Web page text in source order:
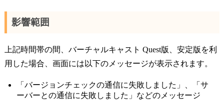
影響範囲
上記時間帯の間、バーチャルキャスト Quest版、安定版を利
用した場合、画面には以下のメッセージが表示されます。
「バージョンチェックの通信に失敗しました」、「サ
ーバーとの通信に失敗しました」などのメッセージ